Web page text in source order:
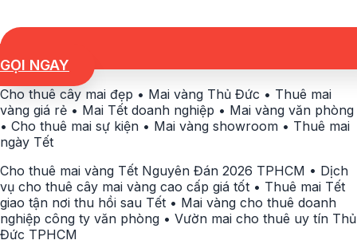
GỌI NGAY
Cho thuê cây mai đẹp • Mai vàng Thủ Đức • Thuê mai
vàng giá rẻ • Mai Tết doanh nghiệp • Mai vàng văn phòng
• Cho thuê mai sự kiện • Mai vàng showroom • Thuê mai
ngày Tết
Cho thuê mai vàng Tết Nguyên Đán 2026 TPHCM • Dịch
vụ cho thuê cây mai vàng cao cấp giá tốt • Thuê mai Tết
giao tận nơi thu hồi sau Tết • Mai vàng cho thuê doanh
nghiệp công ty văn phòng • Vườn mai cho thuê uy tín Thủ
Đức TPHCM